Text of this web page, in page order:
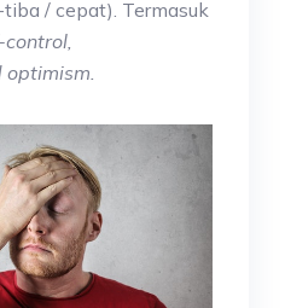
/ cepat). Termasuk